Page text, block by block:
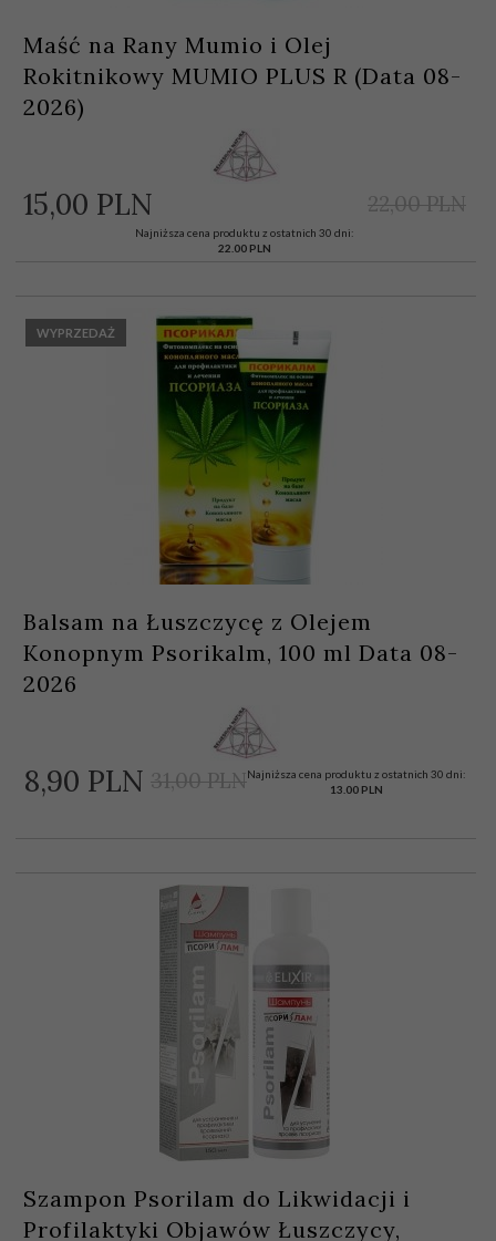
Maść na Rany Mumio i Olej
Rokitnikowy MUMIO PLUS R (Data 08-
2026)
15,00 PLN 22,00 PLN
Najniższa cena produktu z ostatnich 30 dni:
22.00 PLN
WYPRZEDAŻ
Balsam na Łuszczycę z Olejem
Konopnym Psorikalm, 100 ml Data 08-
2026
8,90 PLN 31,00 PLNNajniższa cena produktu z ostatnich 30 dni:
13.00 PLN
Szampon Psorilam do Likwidacji i
Profilaktyki Objawów Łuszczycy,